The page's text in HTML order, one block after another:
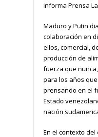
informa Prensa
Maduro y Putin
colaboración en
ellos, comercial,
producción de
fuerza que
para los años
prensando en el
Estado
nación
En el contexto